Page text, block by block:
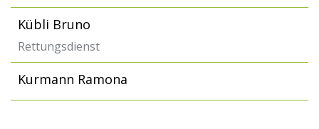
Kübli Bruno
Rettungsdienst
Kurmann Ramona